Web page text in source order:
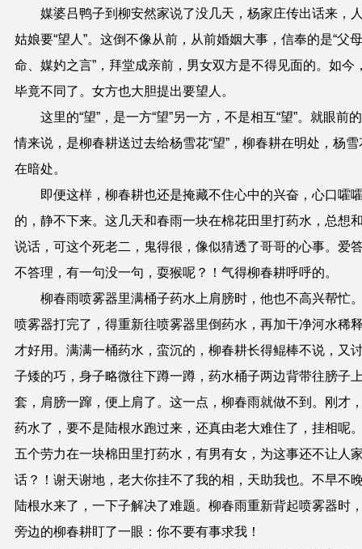
媒婆吕鸭子到柳安然家说了没几天，杨家庄传出话来，
姑娘要“望人”。这倒不像从前，从前婚姻大事，信奉的是“父
命、媒妁之言”，拜堂成亲前，男女双方是不得见面的。如今
毕竟不同了。女方也大胆提出要望人。
这里的“望”，是一方“望”另一方，不是相互“望”。就眼前
情来说，是柳春耕送过去给杨雪花“望”，柳春耕在明处，杨雪
在暗处。
即便这样，柳春耕也还是掩藏不住心中的兴奋，心口嚯
的，静不下来。这几天和春雨一块在棉花田里打药水，总想
说话，可这个死老二，鬼得很，像似猜透了哥哥的心事。爱
不答理，有一句没一句，耍猴呢？！气得柳春耕呼呼的。
柳春雨喷雾器里满桶子药水上肩膀时，他也不高兴帮忙
喷雾器打完了，得重新往喷雾器里倒药水，再加干净河水稀
才好用。满满一桶药水，蛮沉的，柳春耕长得鲲棒不说，又
子矮的巧，身子略微往下蹲一蹲，药水桶子两边背带往膀子
套，肩膀一蹿，便上肩了。这一点，柳春雨就做不到。刚才
药水了，要不是陆根水跑过来，还真由老大难住了，挂相呢
五个劳力在一块棉田里打药水，有男有女，为这事还不让人
话？！谢天谢地，老大你挂不了我的相，天助我也。不早不
陆根水来了，一下子解决了难题。柳春雨重新背起喷雾器时
旁边的柳春耕盯了一眼：你不要有事求我！